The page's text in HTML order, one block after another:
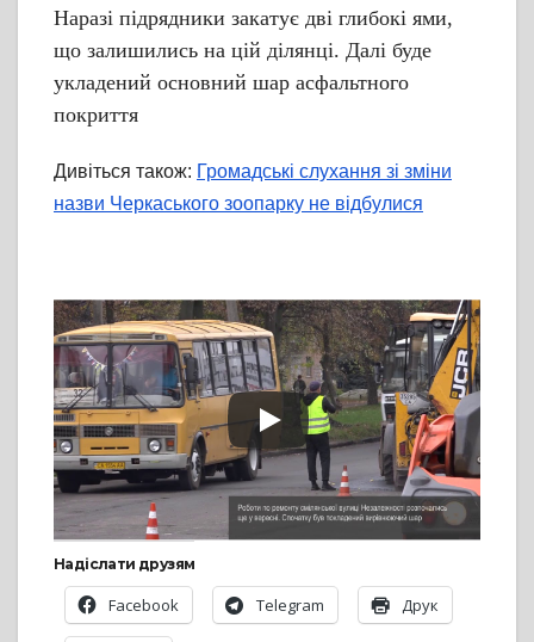
Наразі підрядники закатує дві глибокі ями,
що залишились на цій ділянці. Далі буде
укладений основний шар асфальтного
покриття
Дивіться також: Громадські слухання зі зміни
назви Черкаського зоопарку не відбулися
Надіслати друзям
Facebook Telegram Друк